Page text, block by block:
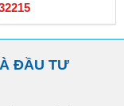
ĐẦU TƯ